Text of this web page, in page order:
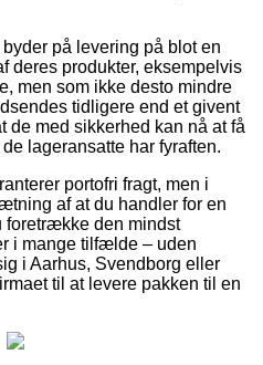
på levering på blot en
deres produkter, eksempelvis
men som ikke desto mindre
tidligere end et givent
de med sikkerhed kan nå at få
lageransatte har fyraften.
portofri fragt, men i
af at du handler for en
foretrække den mindst
i mange tilfælde – uden
i Aarhus, Svendborg eller
til at levere pakken til en